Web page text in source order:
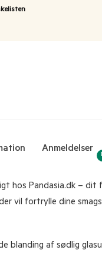
Anmeldelser
hos Pandasia.dk – dit
vil fortrylle dine
blanding af sødlig